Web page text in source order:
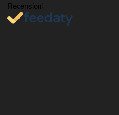
Recensioni